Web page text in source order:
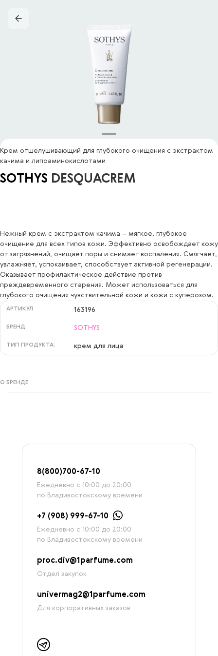
Крем отшелушивающий для глубокого очищения с экстрактом
качима и липоаминокислотами
SOTHYS DESQUACREM
Нежный крем с экстрактом качима – мягкое, глубокое
очищение для всех типов кожи. Эффективно освобождает кожу
от загрязнений, очищает поры и снимает воспаления. Смягчает,
увлажняет, успокаивает, способствует активной регенерации.
Оказывает профилактическое действие против
преждевременного старения. Может использоваться для
глубокого очищения чувствительной кожи и кожи с куперозом.
АРТИКУЛ 163196
БРЕНД: SOTHYS
ТИП ПРОДУКТА: крем для лица
О БРЕНДЕ
8(800)700-67-10
Ежедневно с 10:00 до 20:00
по Владивостокскому времени
+7 (908) 999-67-10
Ежедневно с 10:00 до 20:00
по Владивостокскому времени
proc.div@1parfume.com
Отдел закупок
univermag2@1parfume.com
Для корпоративных заказов